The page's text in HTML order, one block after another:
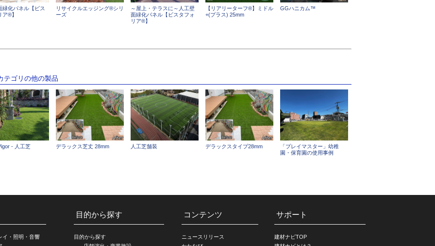
緑化パネル【ビス
ア®】
リサイクルエッジング®シリ
ーズ
～屋上・テラスに～人工壁
面緑化パネル【ビスタフォ
リア®】
【リアリーターフ®】ミドル
+(プラス) 25mm
GGハニカム™
テゴリの他の製品
- 人工芝 デラックス芝丈 28mm 人工芝舗装 デラックスタイプ28mm
「プレイマスター」幼稚
園・保育園の使用事例
イ・照明・音響
目的から探す
目的から探す
コンテンツ
ニュースリリース
サポート
建材ナビTOP